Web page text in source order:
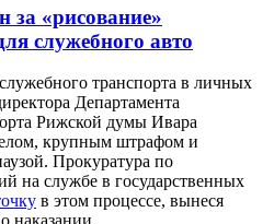
за «рисование»
служебного авто
транспорта в личных
Департамента
Рижской думы Ивара
крупным штрафом и
Прокуратура по
на службе в государственных
в этом процессе, вынеся